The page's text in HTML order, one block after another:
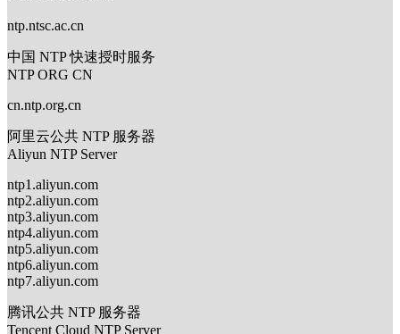
ntp.ntsc.ac.cn
中国 NTP 快速授时服务
NTP ORG CN
cn.ntp.org.cn
阿里云公共 NTP 服务器
Aliyun NTP Server
ntp1.aliyun.com
ntp2.aliyun.com
ntp3.aliyun.com
ntp4.aliyun.com
ntp5.aliyun.com
ntp6.aliyun.com
ntp7.aliyun.com
腾讯公共 NTP 服务器
Tencent Cloud NTP Server